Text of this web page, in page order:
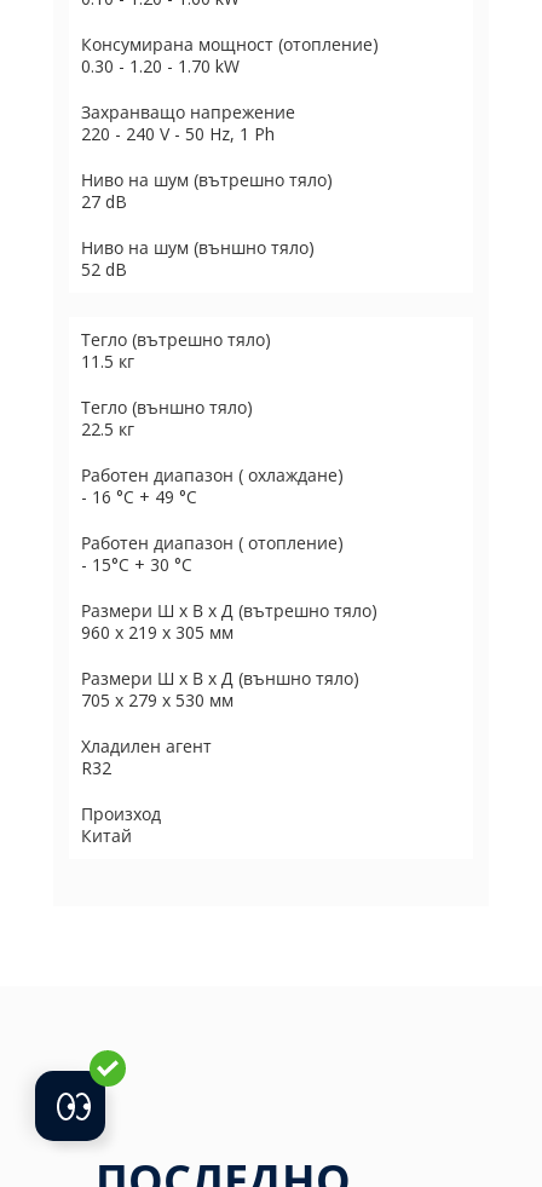
Консумирана мощност (отопление)
0.30 - 1.20 - 1.70 kW
Захранващо напрежение
220 - 240 V - 50 Hz, 1 Ph
Ниво на шум (вътрешно тяло)
27 dB
Ниво на шум (външно тяло)
52 dB
Тегло (вътрешно тяло)
11.5 кг
Тегло (външно тяло)
22.5 кг
Работен диапазон ( охлаждане)
- 16 °C + 49 °C
Работен диапазон ( отопление)
- 15°C + 30 °C
Размери Ш х В х Д (вътрешно тяло)
960 х 219 х 305 мм
Размери Ш х В х Д (външно тяло)
705 х 279 х 530 мм
Хладилен агент
R32
Произход
Китай